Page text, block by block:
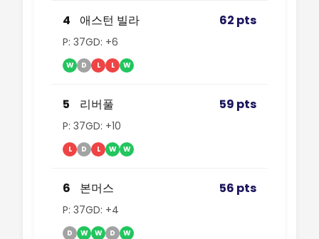
4 애스턴 빌라 62 pts
P: 37GD: +6
W D L L W
5 리버풀 59 pts
P: 37GD: +10
L D L W W
6 본머스 56 pts
P: 37GD: +4
D W W D W